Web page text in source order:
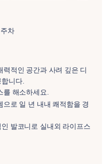
주차
적인 공간과 사려 깊은 디
니다.
해소하세요.
로 일 년 내내 쾌적함을 경
발코니로 실내외 라이프스